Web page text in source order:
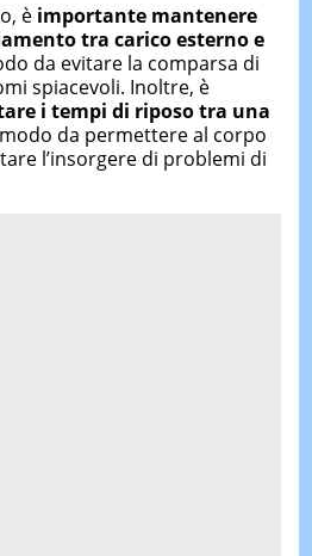
è importante mantenere
tra carico esterno e
da evitare la comparsa di
spiacevoli. Inoltre, è
i tempi di riposo tra una
da permettere al corpo
l’insorgere di problemi di